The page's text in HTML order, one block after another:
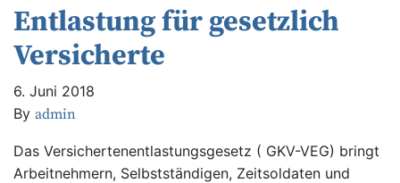
Entlastung für gesetzlich
Versicherte
6. Juni 2018
By admin
Das Versichertenentlastungsgesetz ( GKV-VEG) bringt
Arbeitnehmern, Selbstständigen, Zeitsoldaten und